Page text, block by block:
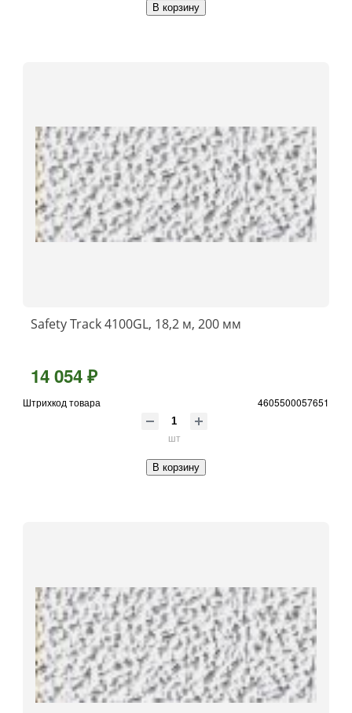
В корзину
Safety Track 4100GL, 18,2 м, 200 мм
14 054 ₽
Штрихкод товара 4605500057651
шт
В корзину